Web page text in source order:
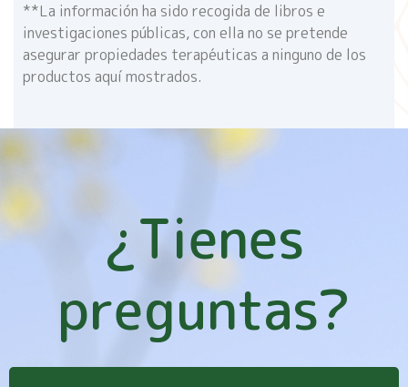
**La información ha sido recogida de libros e
investigaciones públicas, con ella no se pretende
asegurar propiedades terapéuticas a ninguno de los
productos aquí mostrados.
¿Tienes
preguntas?